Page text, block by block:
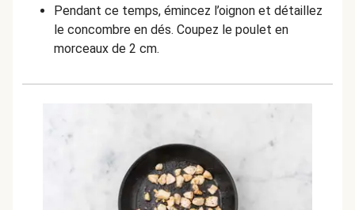
Pendant ce temps, émincez l’oignon et détaillez
le concombre en dés. Coupez le poulet en
morceaux de 2 cm.